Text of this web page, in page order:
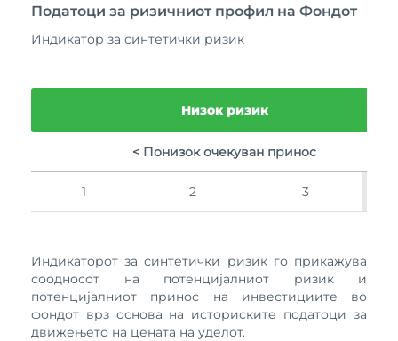
Податоци за ризичниот профил на Фондот
Индикатор за синтетички ризик
Низок ризик
< Понизок очекуван принос
1 2 3
Индикаторот за синтетички ризик го прикажува
соодносот на потенцијалниот ризик и
потенцијалниот принос на инвестициите во
фондот врз основа на историските податоци за
движењето на цената на уделот.